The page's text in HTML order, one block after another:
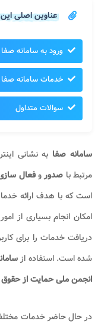
عناوین اصلی این
ورود به سامانه صفا safa.cppo.ir
خدمات سامانه صفا
سوالات متداول
سامانه صفا به نشانی
مرتبط با صدوروفعال
است که با هدف ارائه
امکان انجام بسیاری از
دریافت خدمات را برای
شده است. استفاده از
انجمن ملی حمایت از
در حال حاضر خدمات